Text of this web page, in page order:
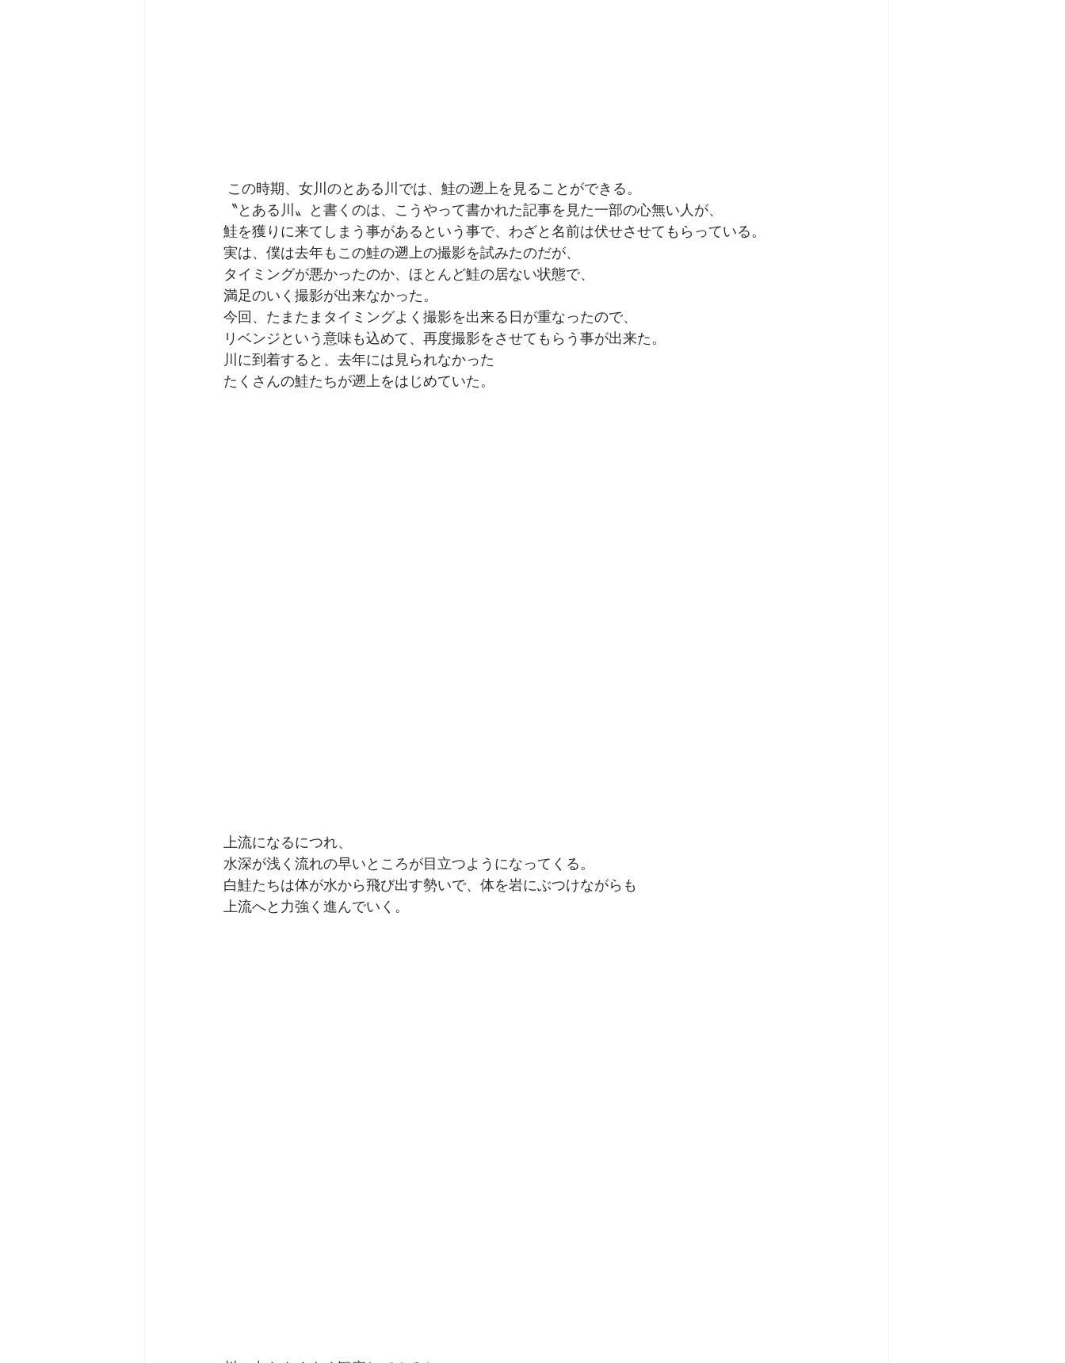
この時期、女川のとある川では、鮭の遡上を見ることができる。
〝とある川〟と書くのは、こうやって書かれた記事を見た一部の心無い人が、
鮭を獲りに来てしまう事があるという事で、わざと名前は伏せさせてもらっている。
実は、僕は去年もこの鮭の遡上の撮影を試みたのだが、
タイミングが悪かったのか、ほとんど鮭の居ない状態で、
満足のいく撮影が出来なかった。
今回、たまたまタイミングよく撮影を出来る日が重なったので、
リベンジという意味も込めて、再度撮影をさせてもらう事が出来た。
川に到着すると、去年には見られなかった
たくさんの鮭たちが遡上をはじめていた。
上流になるにつれ、
水深が浅く流れの早いところが目立つようになってくる。
白鮭たちは体が水から飛び出す勢いで、体を岩にぶつけながらも
上流へと力強く進んでいく。